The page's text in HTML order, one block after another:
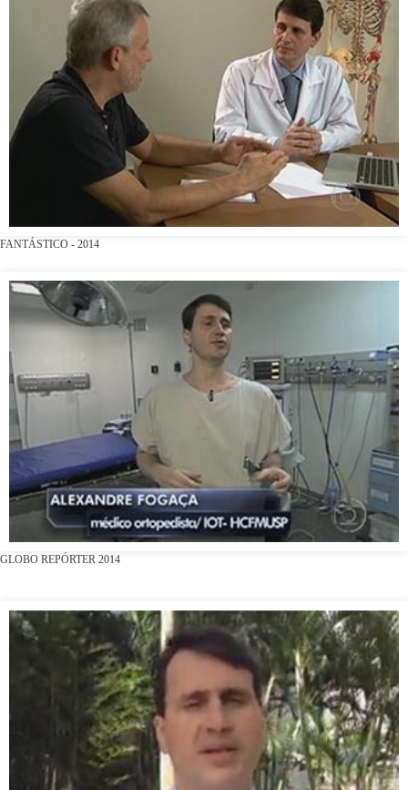
FANTÁSTICO - 2014
GLOBO REPÓRTER 2014